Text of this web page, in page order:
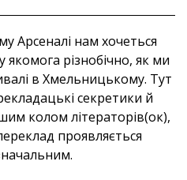
Арсеналі нам хочеться
різнобічно, як ми
в Хмельницькому. Тут
секретики й
колом літераторів(ок),
проявляється